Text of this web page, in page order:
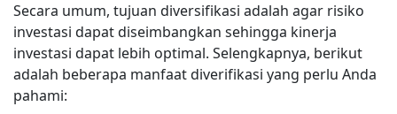
Secara umum, tujuan diversifikasi adalah agar risiko
investasi dapat diseimbangkan sehingga kinerja
investasi dapat lebih optimal. Selengkapnya, berikut
adalah beberapa manfaat diverifikasi yang perlu Anda
pahami: